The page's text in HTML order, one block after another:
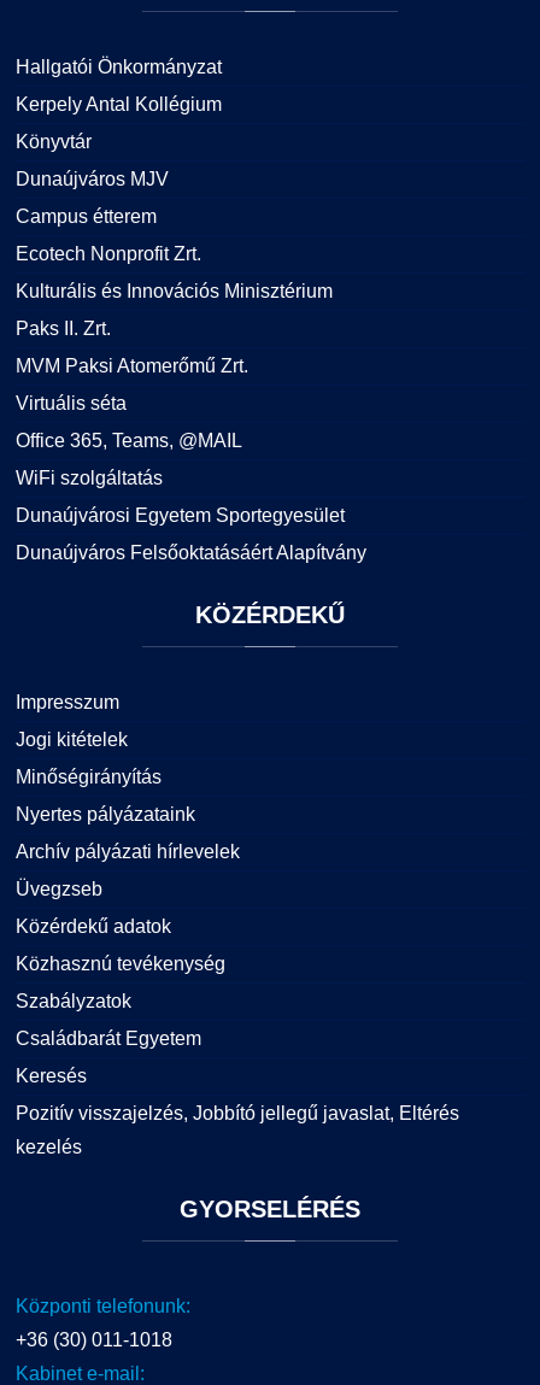
Hallgatói Önkormányzat
Kerpely Antal Kollégium
Könyvtár
Dunaújváros MJV
Campus étterem
Ecotech Nonprofit Zrt.
Kulturális és Innovációs Minisztérium
Paks II. Zrt.
MVM Paksi Atomerőmű Zrt.
Virtuális séta
Office 365, Teams, @MAIL
WiFi szolgáltatás
Dunaújvárosi Egyetem Sportegyesület
Dunaújváros Felsőoktatásáért Alapítvány
KÖZÉRDEKŰ
Impresszum
Jogi kitételek
Minőségirányítás
Nyertes pályázataink
Archív pályázati hírlevelek
Üvegzseb
Közérdekű adatok
Közhasznú tevékenység
Szabályzatok
Családbarát Egyetem
Keresés
Pozitív visszajelzés, Jobbító jellegű javaslat, Eltérés
kezelés
GYORSELÉRÉS
Központi telefonunk:
+36 (30) 011-1018
Kabinet e-mail: